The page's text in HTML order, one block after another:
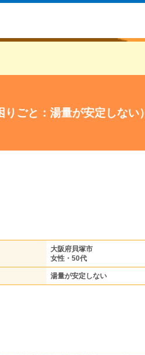
ごと：湯量が安定しない）
大阪府貝塚市
女性・50代
湯量が安定しない